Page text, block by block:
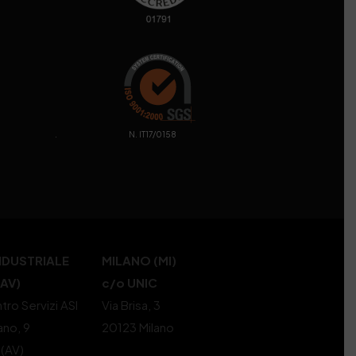
. N. IT17/0158
Servizi ASI
9
MILANO (MI)
c/o UNIC
Via Brisa, 3
20123 Milano